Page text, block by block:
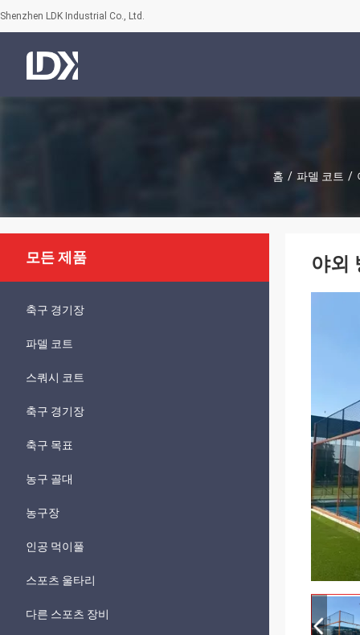
Shenzhen LDK Industrial Co., Ltd.
홈 / 파델 코트 /
모든 제품
축구 경기장
파델 코트
스쿼시 코트
축구 경기장
축구 목표
농구 골대
농구장
인공 먹이풀
스포츠 울타리
다른 스포츠 장비
야외